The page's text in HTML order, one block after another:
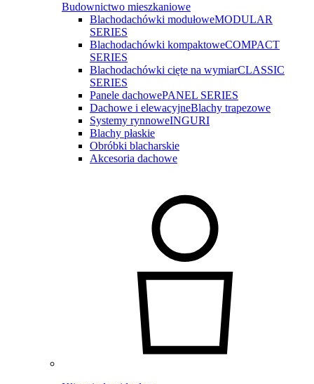
Budownictwo mieszkaniowe
Blachodachówki modułoweMODULAR
SERIES
Blachodachówki kompaktoweCOMPACT
SERIES
Blachodachówki cięte na wymiarCLASSIC
SERIES
Panele dachowePANEL SERIES
Dachowe i elewacyjneBlachy trapezowe
Systemy rynnoweINGURI
Blachy płaskie
Obróbki blacharskie
Akcesoria dachowe